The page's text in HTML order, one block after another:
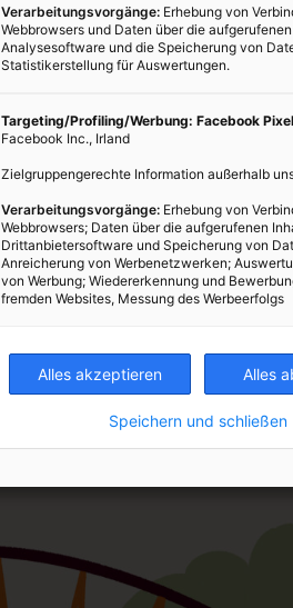
Verarbeitungsvorgänge: Erhebung von
Webbrowsers und Daten über die
Analysesoftware und die Speicherung von
Statistikerstellung für Auswertungen.
Targeting/Profiling/Werbung: Facebook
Facebook Inc., Irland
Zielgruppengerechte Information außerhalb
Verarbeitungsvorgänge: Erhebung von
Webbrowsers; Daten über die aufgerufenen
Drittanbietersoftware und Speicherung von
Anreicherung von Werbenetzwerken;
von Werbung; Wiedererkennung und
fremden Websites, Messung des Werbeerfolgs
Alles akzeptieren Alles
Speichern und schließen